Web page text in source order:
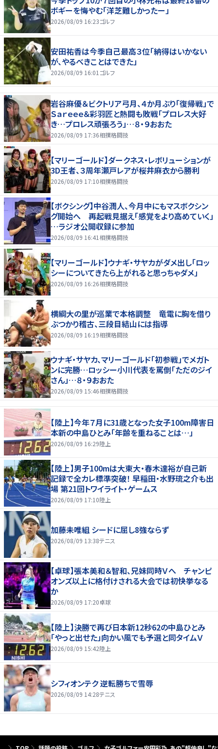
ボギーを悔やむ「洋芝難しかったー」
2026/08/09 16:23ゴルフ
安田祐香は今季自己最高３位「納得はいかない
が、やるべきことはできた」
2026/08/09 16:01 ゴルフ
岩谷麻優＆ビクトリア弓月、４か月ぶり「復帰戦」で
Ｓａｒｅｅｅ＆彩羽匠と熱闘も敗戦「プロレス大好
き…プロレス頑張ろう」…８・９おおた
2026/08/09 17:36相撲格闘技
【マリーゴールド】ダークネス・レボリューションが
3D王者、３周年瀬戸レアが桜井麻衣から勝利
2026/08/09 17:10相撲格闘技
【ボクシング】中谷潤人、今月中にもマスボクシン
グ開始へ 再起戦見据え「感覚をより高めていく」
…ラジオ公開収録に参加
2026/08/09 16:41 相撲格闘技
【マリーゴールド】ウナギ・サヤカがダメ出し「ロッ
シーについてきたら上がれると思っちゃダメ」
2026/08/09 16:26相撲格闘技
横綱大の里が巡業で本格調整 竜電に胸を借り
ぶつかり稽古、三段目結山には指導
2026/08/09 16:19相撲格闘技
ウナギ・サヤカ、マリーゴールド「初参戦」でメガト
ンに完勝…ロッシー小川代表を罵倒「ただのジイ
さん」…８・９おおた
2026/08/09 15:46相撲格闘技
【陸上】今年７月に31歳となった女子100m障害日
本新の中島ひとみ「年齢を重ねることは…」
2026/08/09 16:29陸上
【陸上】男子100mは大東大・春木達裕が自己新
記録で全カレ標準突破！ 早稲田・水野琉之介も出
場 第21回トワイライト・ゲームス
2026/08/09 17:10陸上
加藤未唯組 シードに屈し8強ならず
2026/08/09 13:38テニス
【卓球】張本美和＆智和、兄妹同時Ｖへ チャンピ
オンズ以上に格付けされる大会では初快挙なる
か
2026/08/09 17:20卓球
【陸上】決勝で再び日本新12秒62の中島ひとみ
「やっと出せた」向かい風でも予選と同タイムＶ
2026/08/09 15:42陸上
シフィオンテク 逆転勝ちで雪辱
2026/08/09 14:28テニス